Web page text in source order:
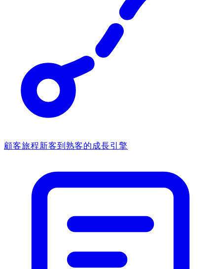
顧客旅程新客到熟客的成長引擎